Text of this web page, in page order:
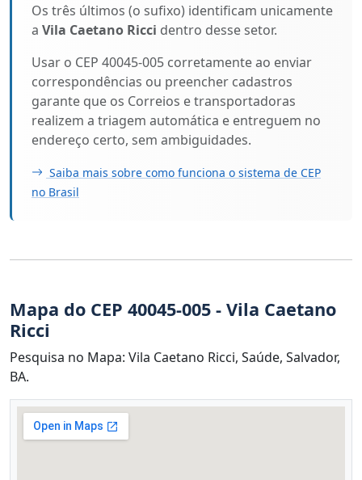
Os três últimos (o sufixo) identificam unicamente
a Vila Caetano Ricci dentro desse setor.
Usar o CEP 40045-005 corretamente ao enviar
correspondências ou preencher cadastros
garante que os Correios e transportadoras
realizem a triagem automática e entreguem no
endereço certo, sem ambiguidades.
Saiba mais sobre como funciona o sistema de CEP
no Brasil
Mapa do CEP 40045-005 - Vila Caetano
Ricci
Pesquisa no Mapa: Vila Caetano Ricci, Saúde, Salvador,
BA.